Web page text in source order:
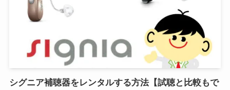
シグニア補聴器をレンタルする方法【試聴と比較もで